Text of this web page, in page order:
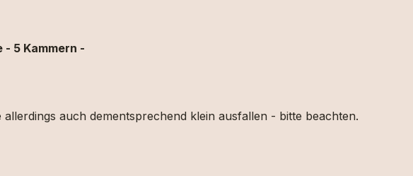
5 Kammern -
auch dementsprechend klein ausfallen - bitte beachten.